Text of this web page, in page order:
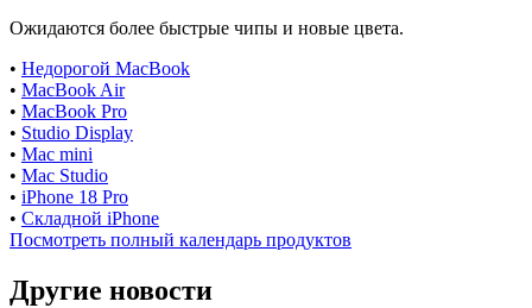
Ожидаются более быстрые чипы и новые цвета.
• Недорогой MacBook
• MacBook Air
• MacBook Pro
• Studio Display
• Mac mini
• Mac Studio
• iPhone 18 Pro
• Складной iPhone
Посмотреть полный календарь продуктов
Другие новости